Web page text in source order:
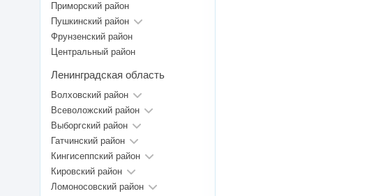
Приморский район
Пушкинский район
Фрунзенский район
Центральный район
Ленинградская область
Волховский район
Всеволожский район
Выборгский район
Гатчинский район
Кингисеппский район
Кировский район
Ломоносовский район